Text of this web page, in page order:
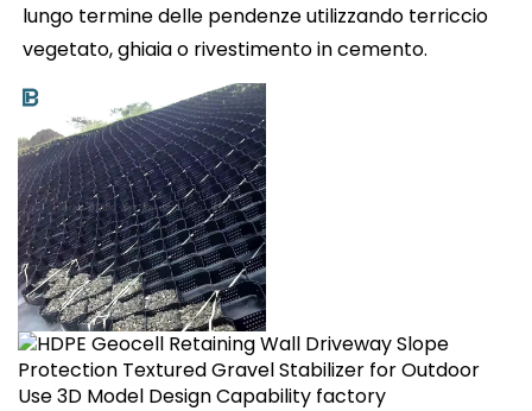
lungo termine delle pendenze utilizzando terriccio
vegetato, ghiaia o rivestimento in cemento.